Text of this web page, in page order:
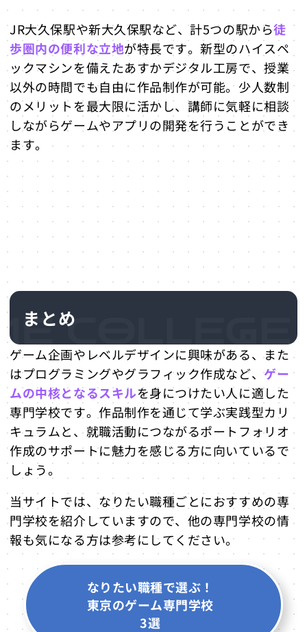
JR大久保駅や新大久保駅など、計5つの駅から徒
歩圏内の便利な立地が特長です。新型のハイスペ
ックマシンを備えたあすかデジタル工房で、授業
以外の時間でも自由に作品制作が可能。少人数制
のメリットを最大限に活かし、講師に気軽に相談
しながらゲームやアプリの開発を行うことができ
ます。
まとめ
ゲーム企画やレベルデザインに興味がある、また
はプログラミングやグラフィック作成など、ゲー
ムの中核となるスキルを身につけたい人に適した
専門学校です。作品制作を通じて学ぶ実践型カリ
キュラムと、就職活動につながるポートフォリオ
作成のサポートに魅力を感じる方に向いているで
しょう。
当サイトでは、なりたい職種ごとにおすすめの専
門学校を紹介していますので、他の専門学校の情
報も気になる方は参考にしてください。
なりたい職種で選ぶ！
東京のゲーム専門学校
3選